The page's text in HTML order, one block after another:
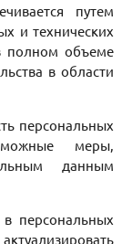
путем
и технических
полном объеме
в области
персональных
меры,
данным
персональных